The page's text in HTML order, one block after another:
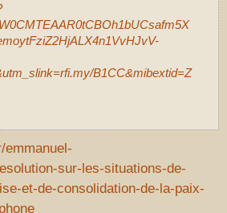
B1CC&mibextid=Z
emmanuel-
sur-les-situations-de-
et-de-consolidation-de-la-paix-